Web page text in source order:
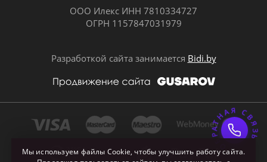
ООО Илекс ИНН 7810334727
ОГРН 1157847031979
Разработкой сайта занимается Bidi.by
Мы используем файлы Cookie, чтобы улучшить работу сайта.
Почта ОБРАТНАЯ